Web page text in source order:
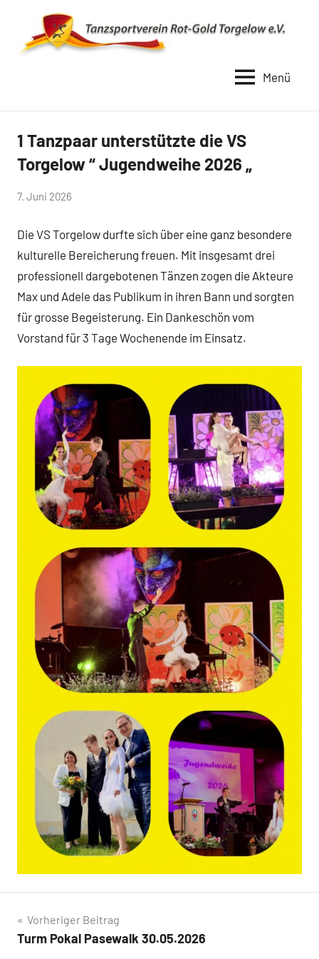
springen
Rot
Gold
Torgelow
Menü
Uncategorized
1 Tanzpaar unterstützte die VS
Torgelow “ Jugendweihe 2026 „
von
Schwarz-
Stollhoff
7. Juni 2026
Die VS Torgelow durfte sich über eine ganz besondere
kulturelle Bereicherung freuen. Mit insgesamt drei
professionell dargebotenen Tänzen zogen die Akteure
Max und Adele das Publikum in ihren Bann und sorgten
für grosse Begeisterung. Ein Dankeschön vom
Vorstand für 3 Tage Wochenende im Einsatz.
Beitragsnavigation
Vorheriger Beitrag
Turm Pokal Pasewalk 30.05.2026